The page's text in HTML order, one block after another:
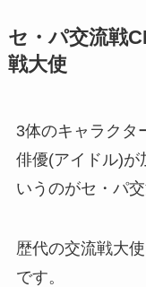
セ・パ交流戦
戦大使
3体のキャラクタ
俳優(アイドル)が
いうのがセ・パ
歴代の交流戦大
です。